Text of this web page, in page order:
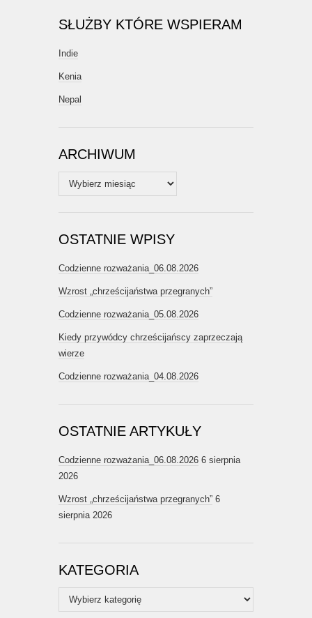
SŁUŻBY KTÓRE WSPIERAM
Indie
Kenia
Nepal
ARCHIWUM
Archiwum
OSTATNIE WPISY
Codzienne rozważania_06.08.2026
Wzrost „chrześcijaństwa przegranych”
Codzienne rozważania_05.08.2026
Kiedy przywódcy chrześcijańscy zaprzeczają
wierze
Codzienne rozważania_04.08.2026
OSTATNIE ARTYKUŁY
Codzienne rozważania_06.08.2026 6 sierpnia
2026
Wzrost „chrześcijaństwa przegranych” 6
sierpnia 2026
KATEGORIA
Kategoria